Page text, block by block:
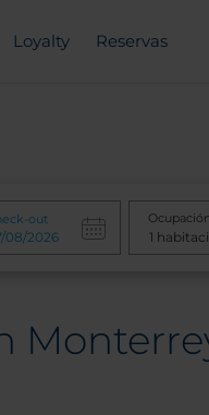
Loyalty Reservas
out Ocupación